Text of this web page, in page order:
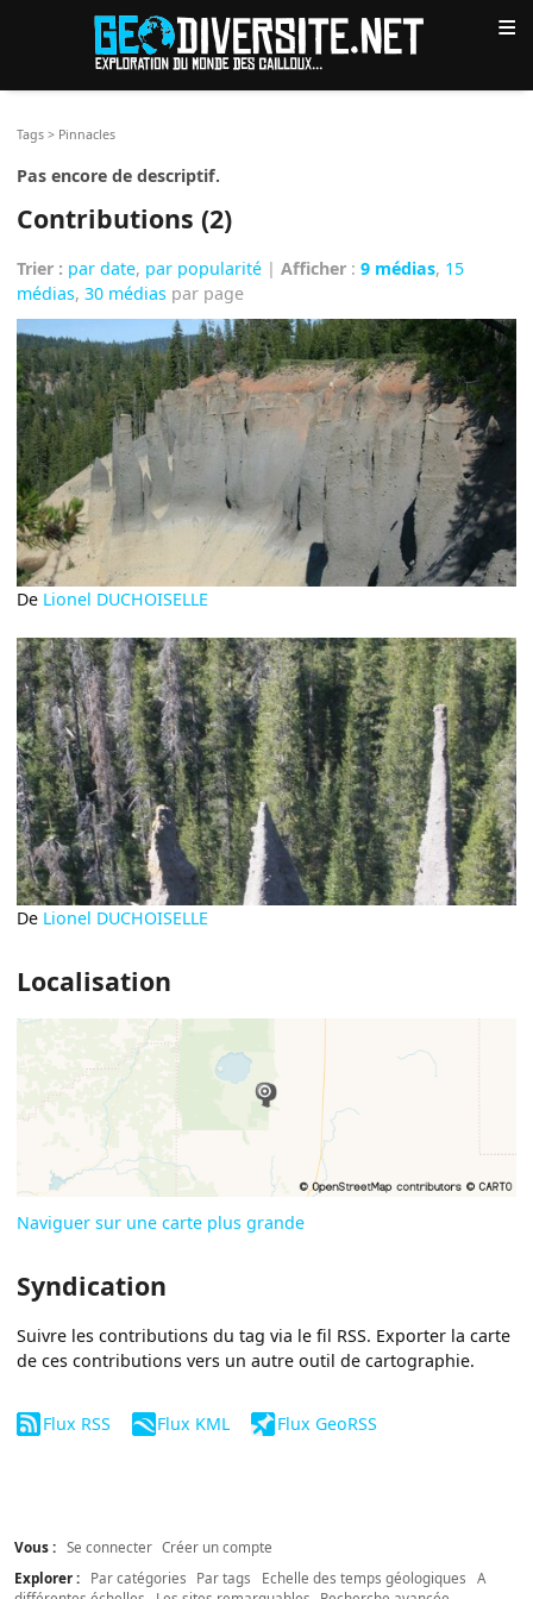
≡
Tags > Pinnacles
Pas encore de descriptif.
Contributions (2)
Trier : par date, par popularité |Afficher :9 médias, 15
médias,30 médias par page
De Lionel DUCHOISELLE
De Lionel DUCHOISELLE
Localisation
Naviguer sur une carte plus grande
Syndication
Suivre les contributions du tag via le fil RSS. Exporter la carte
de ces contributions vers un autre outil de cartographie.
Flux RSS Flux KML Flux GeoRSS
Vous : Se connecter Créer un compte
Explorer :
Par catégories Par tags Echelle des temps géologiques
A